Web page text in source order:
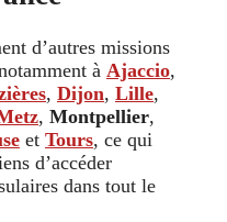
d’autres missions
à Ajaccio,
, Dijon, Lille,
, Montpellier,
et Tours, ce qui
d’accéder
dans tout le